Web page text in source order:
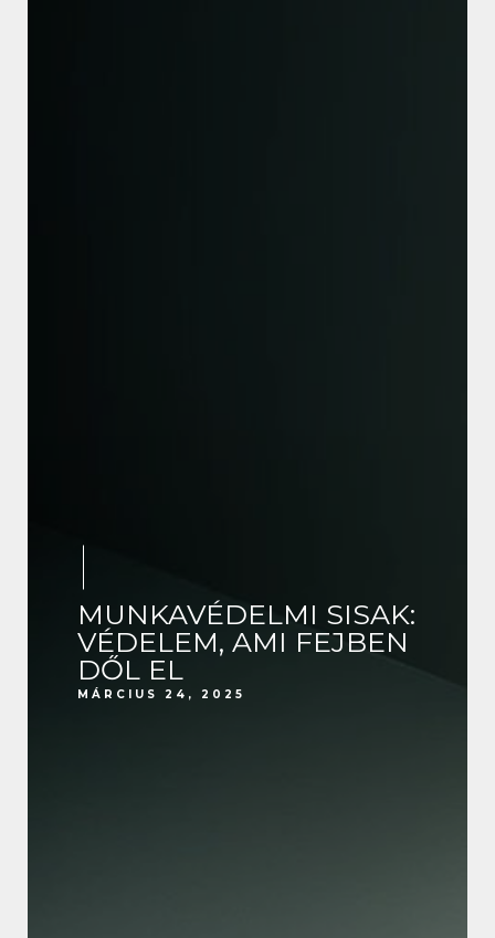
MUNKAVÉDELMI SISAK:
VÉDELEM, AMI FEJBEN
DŐL EL
MÁRCIUS 24, 2025